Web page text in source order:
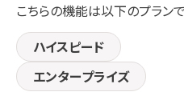
こちらの機能は以下のプラン
ハイスピード
エンタープライズ